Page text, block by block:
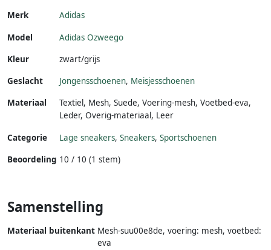
Merk Adidas
Model
Adidas Ozweego
Kleur
zwart/grijs
Geslacht
Jongensschoenen, Meisjesschoenen
Materiaal
Textiel, Mesh, Suede, Voering-mesh, Voetbed-eva,
Leder, Overig-materiaal, Leer
Categorie Lage sneakers, Sneakers, Sportschoenen
Beoordeling 10 / 10 (1 stem)
Samenstelling
Materiaal buitenkant Mesh-suu00e8de, voering: mesh, voetbed:
eva